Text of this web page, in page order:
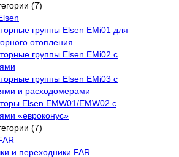
(7)
группы Elsen EMi01 для
отопления
группы Elsen EMi02 с
группы Elsen EMi03 с
и расходомерами
Elsen EMW01/EMW02 с
«евроконус»
(7)
и переходники FAR